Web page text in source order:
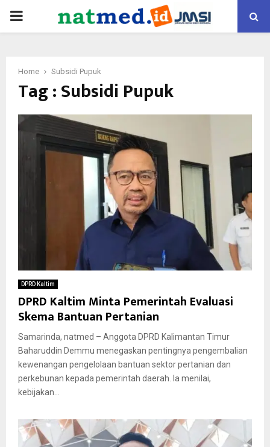
PRIMARY
Home Subsidi Pupuk
Tag : Subsidi Pupuk
DPRD Kaltim
DPRD Kaltim Minta Pemerintah Evaluasi
Skema Bantuan Pertanian
Samarinda, natmed – Anggota DPRD Kalimantan Timur
Baharuddin Demmu menegaskan pentingnya pengembalian
kewenangan pengelolaan bantuan sektor pertanian dan
perkebunan kepada pemerintah daerah. Ia menilai,
kebijakan...